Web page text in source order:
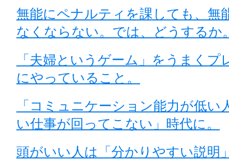
無能にペナルティを課しても、無
なくならない。では、どうするか
「夫婦というゲーム」をうまくプ
にやっていること。
「コミュニケーション能力が低い
い仕事が回ってこない」時代に。
頭がいい人は「分かりやすい説明